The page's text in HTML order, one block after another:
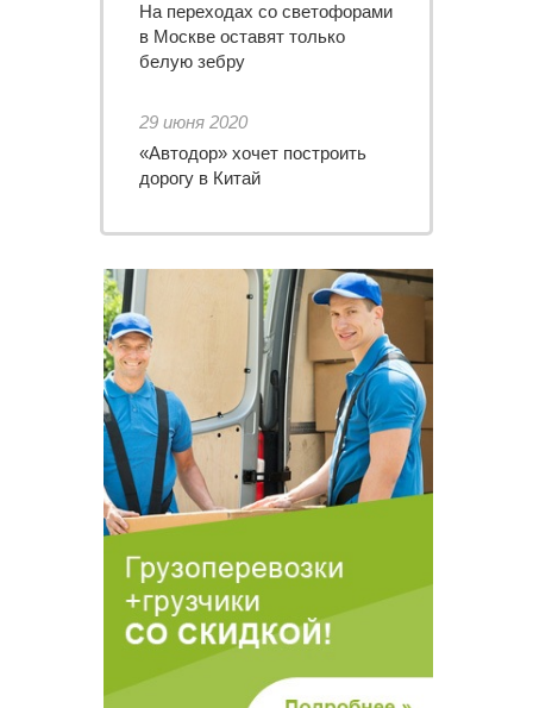
На переходах со светофорами
в Москве оставят только
белую зебру
29 июня 2020
«Автодор» хочет построить
дорогу в Китай